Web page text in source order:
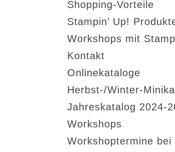
Shopping-Vorteile
Stampin’ Up!
Workshops mit
Kontakt
Onlinekataloge
Herbst-/Winter-
Jahreskatalog 2024-
Workshops
Workshoptermine bei